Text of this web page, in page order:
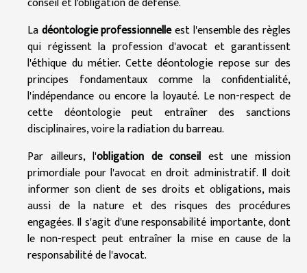
Ladéontologie professionnelleest l'ensemble des règles
qui régissent la profession d'avocat et garantissent
l'éthique du métier. Cette déontologie repose sur des
principes fondamentaux comme la confidentialité,
l'indépendance ou encore la loyauté. Le non-respect de
cette déontologie peut entraîner des sanctions
disciplinaires, voire la radiation du barreau.
Par ailleurs, l'obligation de conseil est une mission
primordiale pour l'avocat en droit administratif. Il doit
informer son client de ses droits et obligations, mais
aussi de la nature et des risques des procédures
engagées. Il s'agit d'une responsabilité importante, dont
le non-respect peut entraîner la mise en cause de la
responsabilité de l'avocat.